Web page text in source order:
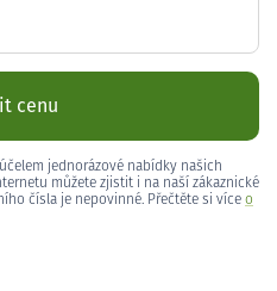
cenu
jednorázové nabídky našich
můžete zjistit i na naší zákaznické
čísla je nepovinné. Přečtěte si více o